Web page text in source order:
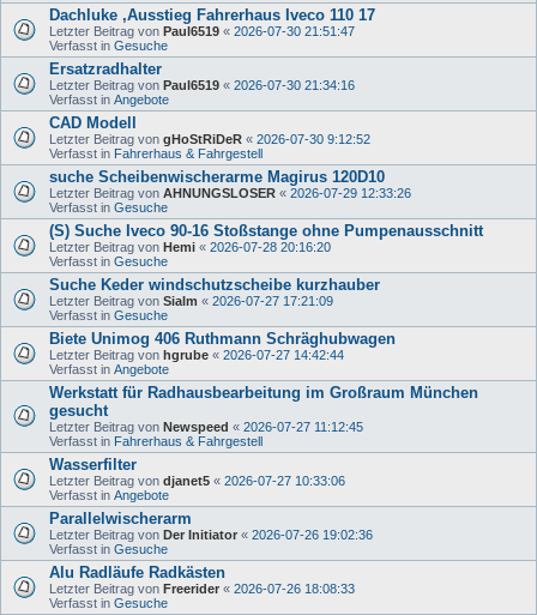
Dachluke ,Ausstieg Fahrerhaus Iveco 110 17
Letzter Beitrag von Paul6519 « 2026-07-30 21:51:47
Verfasst in Gesuche
Ersatzradhalter
Letzter Beitrag von Paul6519 « 2026-07-30 21:34:16
Verfasst in Angebote
CAD Modell
Letzter Beitrag von gHoStRiDeR « 2026-07-30 9:12:52
Verfasst in Fahrerhaus & Fahrgestell
suche Scheibenwischerarme Magirus 120D10
Letzter Beitrag von AHNUNGSLOSER « 2026-07-29 12:33:26
Verfasst in Gesuche
(S) Suche Iveco 90-16 Stoßstange ohne Pumpenausschnitt
Letzter Beitrag von Hemi « 2026-07-28 20:16:20
Verfasst in Gesuche
Suche Keder windschutzscheibe kurzhauber
Letzter Beitrag von Sialm « 2026-07-27 17:21:09
Verfasst in Gesuche
Biete Unimog 406 Ruthmann Schräghubwagen
Letzter Beitrag von hgrube « 2026-07-27 14:42:44
Verfasst in Angebote
Werkstatt für Radhausbearbeitung im Großraum München
gesucht
Letzter Beitrag von Newspeed « 2026-07-27 11:12:45
Verfasst in Fahrerhaus & Fahrgestell
Wasserfilter
Letzter Beitrag von djanet5 « 2026-07-27 10:33:06
Verfasst in Angebote
Parallelwischerarm
Letzter Beitrag von Der Initiator « 2026-07-26 19:02:36
Verfasst in Gesuche
Alu Radläufe Radkästen
Letzter Beitrag von Freerider « 2026-07-26 18:08:33
Verfasst in Gesuche